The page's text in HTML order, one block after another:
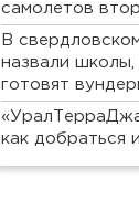
самолетов
В
назвали
готовят
как добраться